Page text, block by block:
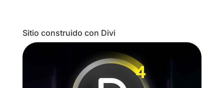
Sitio construido con Divi